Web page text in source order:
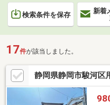
検索条件を保存
新着
17件が該当しました。
静岡県静岡市駿河区